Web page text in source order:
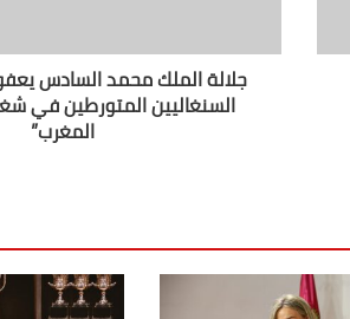
جلالة الملك محمد السادس
السنغاليين المتورطين في
المغرب”